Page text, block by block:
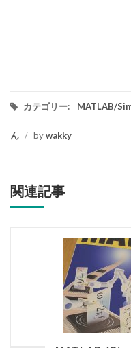
カテゴリー: MATLAB/
ん / bywakky
関連記事